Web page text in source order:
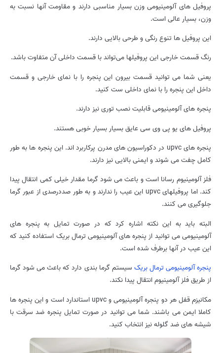
پروفیل های آلومینیومی وزن بسیار مناسبی دارند و مقاومت آنها نسبت به
وزن، بسیار عالی است.
این پروفیل ها تنوع رنگی و طرحی بالایی دارند.
رنگ قسمت خارجی این پروفیلها می‌تواند با قسمت داخلی آن متفاوت باشد.
یعنی شما می توانید قسمت بیرون این پنجره را با نمای خارجی و قسمت
داخل این پنجره را با نمای داخلی ست کنید.
پنجره های آلومینیومی قابلیت نصب توری نیز دارند.
پروفیل های یو پی وی سی عایق بسیار بسیار خوبی هستند.
پنجره های upvc در دکوراسیون های مدرن پرکاربرد اند. این پنجره ها به طور
کامل چفت می شوند و ایمنی بالایی نیز دارند.
فلز آلومینیوم رسانا است و باعث می شود گرما مقدار خیلی کمی انتقال پیدا
کند. اما پروفیلهای upvc این عیب را ندارند و به طور صددرصدی از عبور گرما
جلوگیری می کنند.
البته باید به این نکته اشاره کرد که در صورت تمایل به پنجره های
آلومینیومی می توانید از پنجره های آلومینیومی ترمال بریک استفاده کنید که
این عیب در آنها برطرف شده است.
پنجره آلومینیومی ترمال بریک سیستم گرما بندی دارد که باعث می شود گرما
از طریق فلز آلومینیوم انتقال پیدا نکند.
مکانیزم قفل هر دو پنجره آلومینیومی و upvc استاندارد است و این پنجره ها
کاملا ایمن می باشند. شما می توانید در صورت تمایل پنجره ضد سرقت با
شیشه های ضد گلوله نیز انتخاب کنید.